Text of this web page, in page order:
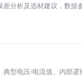
分析及选材建议，数据
型电压/电流值、内部